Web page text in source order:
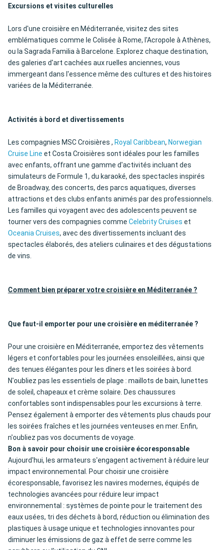
Excursions et visites culturelles
Lors d'une croisière en Méditerranée, visitez des sites
emblématiques comme le Colisée à Rome, l'Acropole à Athènes,
ou la Sagrada Familia à Barcelone. Explorez chaque destination,
des galeries d'art cachées aux ruelles anciennes, vous
immergeant dans l'essence même des cultures et des histoires
variées de la Méditerranée.
Activités à bord et divertissements
Les compagnies MSC Croisières , Royal Caribbean, Norwegian
Cruise Line et Costa Croisières sont idéales pour les familles
avec enfants, offrant une gamme d'activités incluant des
simulateurs de Formule 1, du karaoké, des spectacles inspirés
de Broadway, des concerts, des parcs aquatiques, diverses
attractions et des clubs enfants animés par des professionnels.
Les familles qui voyagent avec des adolescents peuvent se
tourner vers des compagnies comme Celebrity Cruises et
Oceania Cruises, avec des divertissements incluant des
spectacles élaborés, des ateliers culinaires et des dégustations
de vins.
Comment bien préparer votre croisière en Méditerranée ?
Que faut-il emporter pour une croisière en méditerranée ?
Pour une croisière en Méditerranée, emportez des vêtements
légers et confortables pour les journées ensoleillées, ainsi que
des tenues élégantes pour les dîners et les soirées à bord.
N'oubliez pas les essentiels de plage : maillots de bain, lunettes
de soleil, chapeaux et crème solaire. Des chaussures
confortables sont indispensables pour les excursions à terre.
Pensez également à emporter des vêtements plus chauds pour
les soirées fraîches et les journées venteuses en mer. Enfin,
n'oubliez pas vos documents de voyage.
Bon à savoir pour choisir une croisière écoresponsable
Aujourd'hui, les armateurs s'engagent activement à réduire leur
impact environnemental. Pour choisir une croisière
écoresponsable, favorisez les navires modernes, équipés de
technologies avancées pour réduire leur impact
environnemental : systèmes de pointe pour le traitement des
eaux usées, tri des déchets à bord, réduction ou élimination des
plastiques à usage unique et technologies innovantes pour
diminuer les émissions de gaz à effet de serre comme les